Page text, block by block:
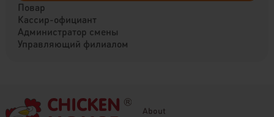
Повар
Кассир-официант
Администратор смены
Управляющий филиалом
About